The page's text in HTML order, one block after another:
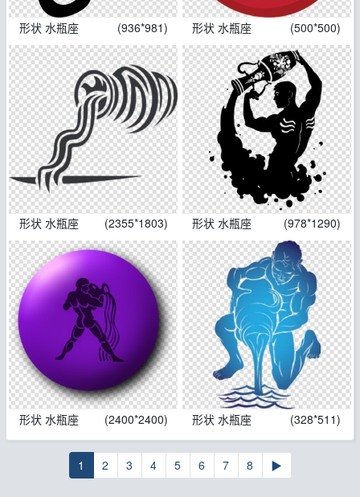
形状 水瓶座 (936*981) 形状 水瓶座 (500*500)
形状 水瓶座 (2355*1803) 形状 水瓶座 (978*1290)
形状 水瓶座 (2400*2400) 形状 水瓶座 (328*511)
1 2 3 4 5 6 7 8 ▶